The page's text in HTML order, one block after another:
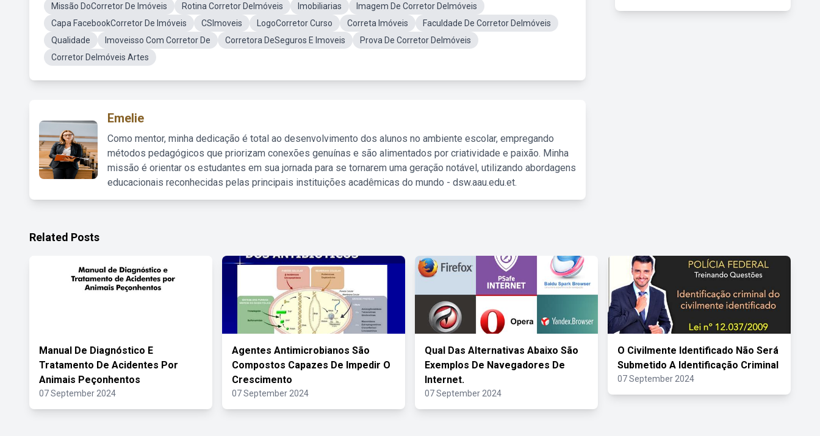
Missão DoCorretor De Imóveis
Rotina Corretor DeImóveis Imobiliarias
Imagem De Corretor DeImóveis
Capa FacebookCorretor De Imóveis
CSImoveis LogoCorretor Curso Correta Imóveis
Faculdade De Corretor DeImóveis
Qualidade
Imoveisso Com Corretor De Corretora DeSeguros E Imoveis
Prova De Corretor DeImóveis
Corretor DeImóveis Artes
Emelie
Como mentor, minha dedicação é total ao desenvolvimento dos alunos no ambiente escolar, empregando
métodos pedagógicos que priorizam conexões genuínas e são alimentados por criatividade e paixão. Minha
missão é orientar os estudantes em sua jornada para se tornarem uma geração notável, utilizando abordagens
educacionais reconhecidas pelas principais instituições acadêmicas do mundo - dsw.aau.edu.et.
Related Posts
Manual De Diagnóstico E
Tratamento De Acidentes Por
Animais Peçonhentos
07 September 2024
Agentes Antimicrobianos São
Compostos Capazes De Impedir O
Crescimento
07 September 2024
Qual Das Alternativas Abaixo São
Exemplos De Navegadores De
Internet.
07 September 2024
O Civilmente Identificado Não Será
Submetido A Identificação Criminal
07 September 2024